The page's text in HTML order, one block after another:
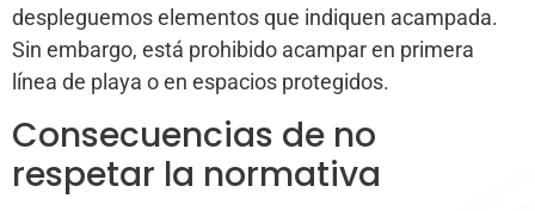
despleguemos elementos que indiquen acampada.
Sin embargo, está prohibido acampar en primera
línea de playa o en espacios protegidos.
Consecuencias de no
respetar la normativa